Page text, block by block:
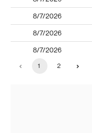
8/7/2026
8/7/2026
8/7/2026
1 2